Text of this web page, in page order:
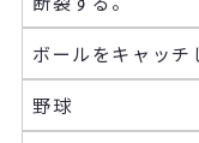
ボールをキャッチ
野球